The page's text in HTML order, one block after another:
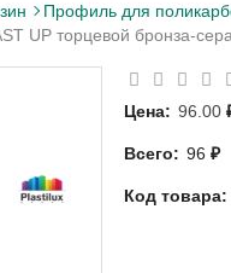
Профиль для
UP торцевой бронза-
Цена: 96.00
Всего: 96 ₽
Код товара: